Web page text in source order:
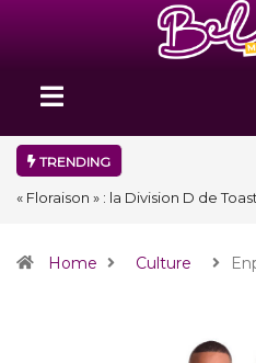
TRENDING
« Floraison » : la Division D de
Home Culture